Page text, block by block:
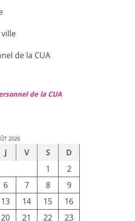
de la CUA
de la CUA
2026
J V S
D
1
2
6 7 8
9
13 14 15
16
20 21 22 23